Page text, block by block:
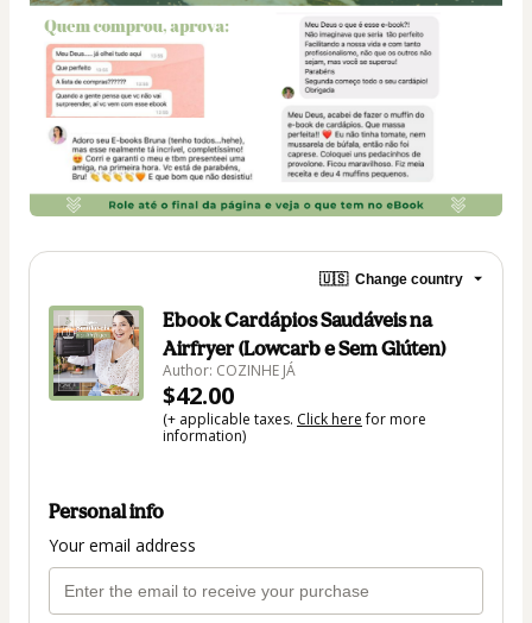
🇺🇸 Change country
Ebook Cardápios Saudáveis na
Airfryer (Lowcarb e Sem Glúten)
Author: COZINHE JÁ
$42.00
(+ applicable taxes. Click herefor more
information)
Personal info
Your email address